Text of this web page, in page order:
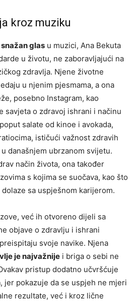
kroz muziku
glas u muzici, Ana Bekuta
u životu, ne zaboravljajući na
zdravlja. Njene životne
u njenim pjesmama, a ona
posebno Instagram, kao
savjeta o zdravoj ishrani i načinu
salate od kinoe i avokada,
ističući važnost zdravih
današnjem ubrzanom svijetu.
način života, ona također
s kojima se suočava, kao što
sa uspješnom karijerom.
već ih otvoreno dijeli sa
objave o zdravlju i ishrani
svoje navike. Njena
je najvažnije i briga o sebi ne
pristup dodatno učvršćuje
jer pokazuje da se uspjeh ne mjeri
rezultate, već i kroz lične